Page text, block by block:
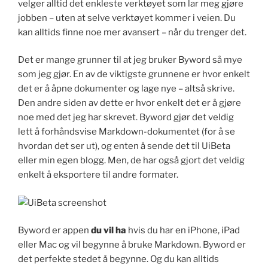
velger alltid det enkleste verktøyet som lar meg gjøre
jobben – uten at selve verktøyet kommer i veien. Du
kan alltids finne noe mer avansert – når du trenger det.
Det er mange grunner til at jeg bruker Byword så mye
som jeg gjør. En av de viktigste grunnene er hvor enkelt
det er å åpne dokumenter og lage nye – altså skrive.
Den andre siden av dette er hvor enkelt det er å gjøre
noe med det jeg har skrevet. Byword gjør det veldig
lett å forhåndsvise Markdown-dokumentet (for å se
hvordan det ser ut), og enten å sende det til UiBeta
eller min egen blogg. Men, de har også gjort det veldig
enkelt å eksportere til andre formater.
Byword er appen du vil ha hvis du har en iPhone, iPad
eller Mac og vil begynne å bruke Markdown. Byword er
det perfekte stedet å begynne. Og du kan alltids